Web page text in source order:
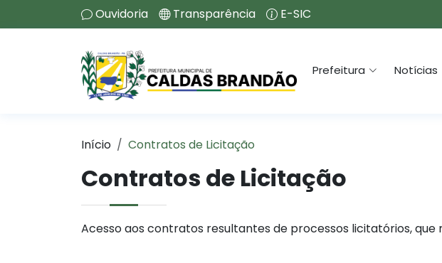
Ouvidoria Transparência E-SIC
Prefeitura Notícias
Início Contratos de Licitação
Contratos de Licitação
Acesso aos contratos resultantes de processos licitatórios,